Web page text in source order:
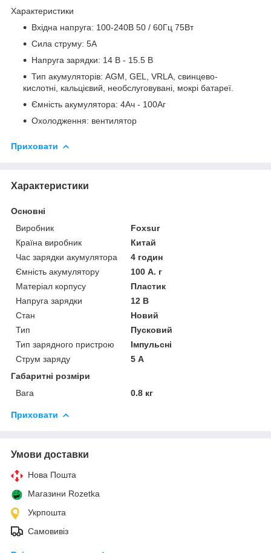
Характеристики
Вхідна напруга: 100-240В 50 / 60Гц 75Вт
Сила струму: 5А
Напруга зарядки: 14 В - 15.5 В
Тип акумуляторів: AGM, GEL, VRLA, свинцево-
кислотні, кальцієвий, необслуговувані, мокрі батареї.
Ємність акумулятора: 4Ач - 100Аг
Охолодження: вентилятор
Приховати
Характеристики
Основні
Виробник
Foxsur
Країна виробник
Китай
Час зарядки акумулятора
4 годин
Ємність акумулятору
100 А. г
Матеріал корпусу
Пластик
Напруга зарядки
12 В
Стан
Новий
Тип
Пусковий
Тип зарядного пристрою
Імпульсні
Струм заряду
5 А
Габаритні розміри
Вага
0.8 кг
Приховати
Умови доставки
Нова Пошта
Магазини Rozetka
Укрпошта
Самовивіз